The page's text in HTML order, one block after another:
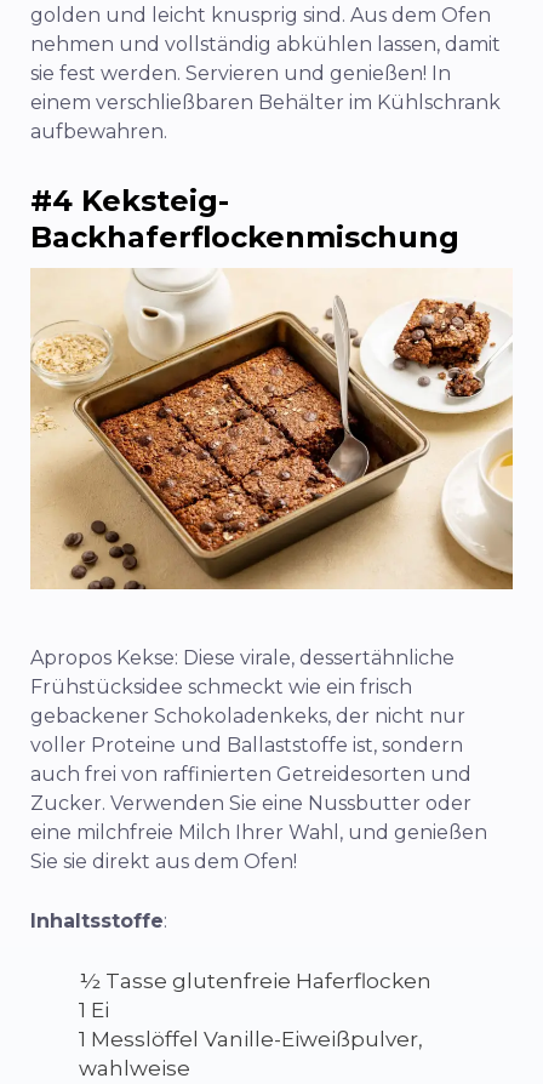
golden und leicht knusprig sind. Aus dem Ofen
nehmen und vollständig abkühlen lassen, damit
sie fest werden. Servieren und genießen! In
einem verschließbaren Behälter im Kühlschrank
aufbewahren.
#4 Keksteig-
Backhaferflockenmischung
Apropos Kekse: Diese virale, dessertähnliche
Frühstücksidee schmeckt wie ein frisch
gebackener Schokoladenkeks, der nicht nur
voller Proteine und Ballaststoffe ist, sondern
auch frei von raffinierten Getreidesorten und
Zucker. Verwenden Sie eine Nussbutter oder
eine milchfreie Milch Ihrer Wahl, und genießen
Sie sie direkt aus dem Ofen!
Inhaltsstoffe:
½ Tasse glutenfreie Haferflocken
1 Ei
1 Messlöffel Vanille-Eiweißpulver,
wahlweise